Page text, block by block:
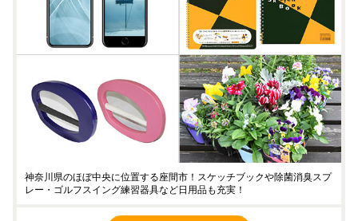
神奈川県のほぼ中央に位置する座間市！スケッチブックや除菌消臭スプ
レー・ゴルフスイング練習器具など日用品も充実！